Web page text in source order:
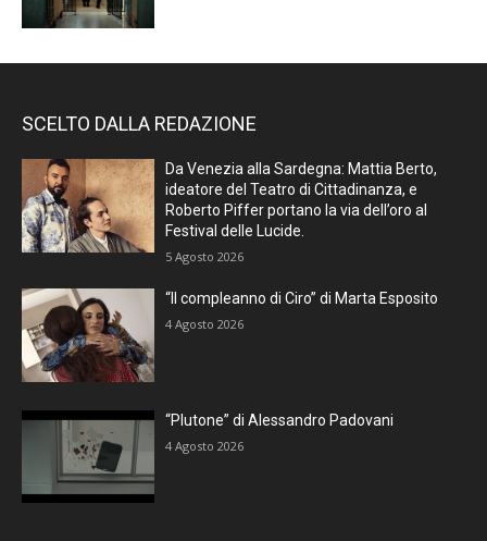
SCELTO DALLA REDAZIONE
Da Venezia alla Sardegna: Mattia Berto,
ideatore del Teatro di Cittadinanza, e
Roberto Piffer portano la via dell’oro al
Festival delle Lucide.
5 Agosto 2026
“Il compleanno di Ciro” di Marta Esposito
4 Agosto 2026
“Plutone” di Alessandro Padovani
4 Agosto 2026